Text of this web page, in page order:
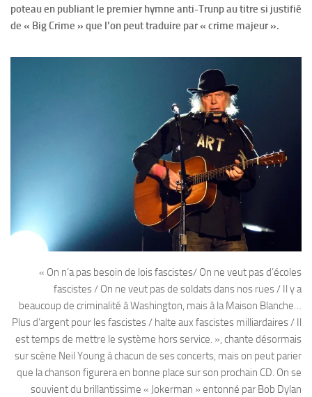
poteau en publiant le premier hymne anti-Trunp au titre si justifié
de « Big Crime » que l’on peut traduire par « crime majeur ».
« On n’a pas besoin de lois fascistes/ On ne veut pas d’écoles
fascistes / On ne veut pas de soldats dans nos rues / Il y a
beaucoup de criminalité à Washington, mais à la Maison Blanche…
Plus d’argent pour les fascistes / halte aux fascistes milliardaires / Il
est temps de mettre le système hors service. », chante désormais
sur scène Neil Young à chacun de ses concerts, mais on peut parier
que la chanson figurera en bonne place sur son prochain CD. On se
souvient du brillantissime « Jokerman » entonné par Bob Dylan